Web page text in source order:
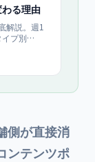
る理由
解説。週1
プ別
側が直接消
ンテンツポ